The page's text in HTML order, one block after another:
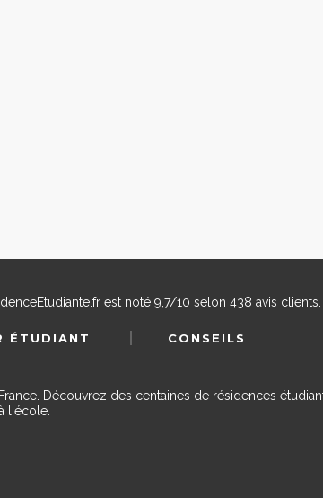
est noté 9,7/10 selon 438 avis clients.
ÉTUDIANT
CONSEILS
Découvrez des centaines de résidences
l'école.